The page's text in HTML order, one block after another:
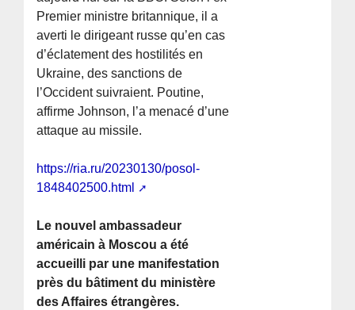
Premier ministre britannique, il a
averti le dirigeant russe qu’en cas
d’éclatement des hostilités en
Ukraine, des sanctions de
l’Occident suivraient. Poutine,
affirme Johnson, l’a menacé d’une
attaque au missile.
https://ria.ru/20230130/posol-
1848402500.html
Le nouvel ambassadeur
américain à Moscou a été
accueilli par une manifestation
près du bâtiment du ministère
des Affaires étrangères.